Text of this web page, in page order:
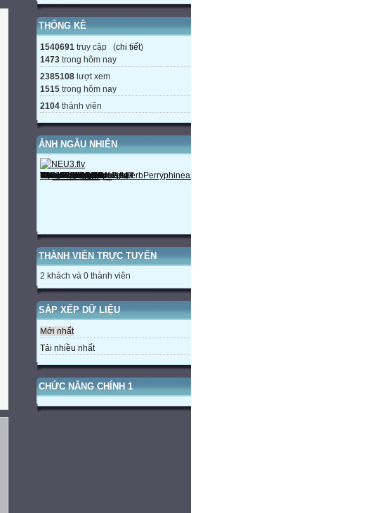
THỐNG KÊ
1540691 truy cập (chi tiết)
1473 trong hôm nay
2385108 lượt xem
1515 trong hôm nay
2104 thành viên
ẢNH NGẪU NHIÊN
THÀNH VIÊN TRỰC TUYẾN
2 khách và 0 thành viên
SẮP XẾP DỮ LIỆU
Mới nhất
Tải nhiều nhất
CHỨC NĂNG CHÍNH 1